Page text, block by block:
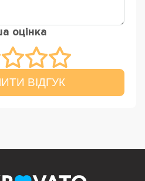
оцінка
ВІДГУК